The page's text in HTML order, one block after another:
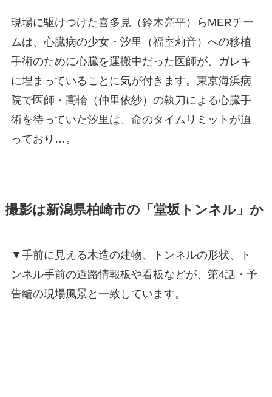
現場に駆けつけた喜多見（鈴木亮平）らMERチー
ムは、心臓病の少女・汐里（福室莉音）への移植
手術のために心臓を運搬中だった医師が、ガレキ
に埋まっていることに気が付きます。東京海浜病
院で医師・高輪（仲里依紗）の執刀による心臓手
術を待っていた汐里は、命のタイムリミットが迫
っており…。
撮影は新潟県柏崎市の「堂坂トンネル」か
▼手前に見える木造の建物、トンネルの形状、ト
ンネル手前の道路情報板や看板などが、第4話・予
告編の現場風景と一致しています。